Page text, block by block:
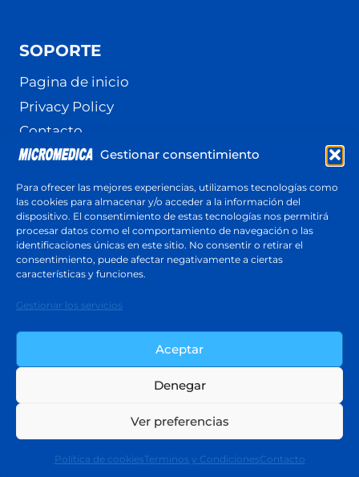
Gestionar consentimiento
Para ofrecer las mejores experiencias, utilizamos tecnologías como
las cookies para almacenar y/o acceder a la información del
dispositivo. El consentimiento de estas tecnologías nos permitirá
procesar datos como el comportamiento de navegación o las
identificaciones únicas en este sitio. No consentir o retirar el
consentimiento, puede afectar negativamente a ciertas
características y funciones.
Gestionar los servicios
Aceptar
Denegar
Ver preferencias
Política de cookies Terminos y CondicionesContacto
SOPORTE
Pagina de inicio
Privacy Policy
Contacto
Terminos y Condiciones
Cotización
Respuesta en menos de 24 horas
Kadence WP